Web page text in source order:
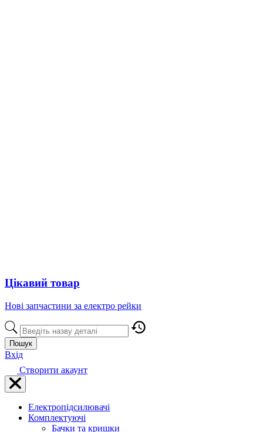
Цікавий товар
Нові запчастини за електро рейки
Пошук
Вхід
Створити акаунт
Електропідсилювачі
Комплектуючі
Бачки та кришки